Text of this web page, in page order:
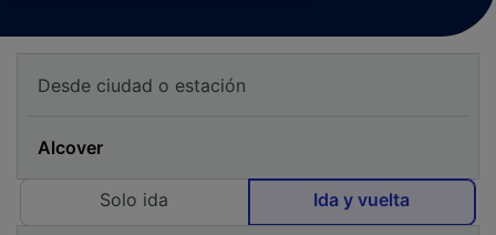
Solo ida Ida y vuelta